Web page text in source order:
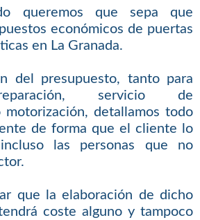
queremos que sepa que
económicos de puertas
en La Granada.
del presupuesto, tanto para
servicio de
motorización, detallamos todo
de forma que el cliente lo
las personas que no
que la elaboración de dicho
coste alguno y tampoco